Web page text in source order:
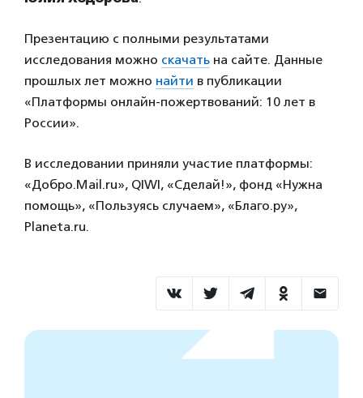
Презентацию с полными результатами
исследования можно скачать на сайте. Данные
прошлых лет можно найти в публикации
«Платформы онлайн-пожертвований: 10 лет в
России».
В исследовании приняли участие платформы:
«Добро.Mail.ru», QIWI, «Cделай!», фонд «Нужна
помощь», «Пользуясь случаем», «Благо.ру»,
Planeta.ru.